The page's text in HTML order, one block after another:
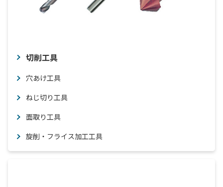
切削工具
穴あけ工具
ねじ切り工具
面取り工具
旋削・フライス加工工具